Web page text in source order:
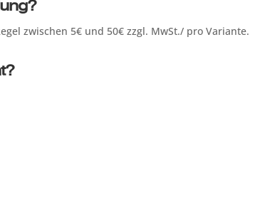
zwischen 5€ und 50€ zzgl. MwSt./ pro Variante.